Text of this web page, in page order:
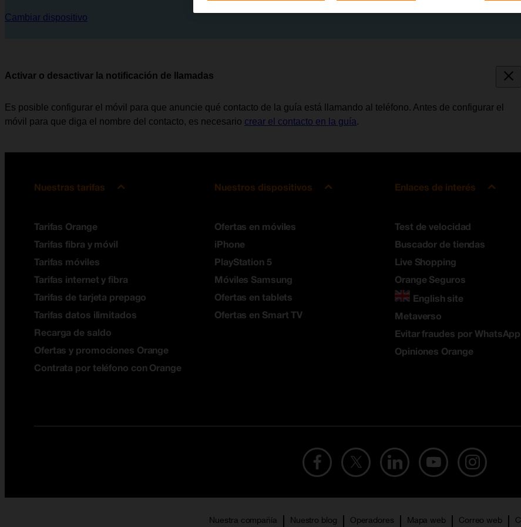
Cambiar dispositivo
Activar o desactivar la notificación de llamadas
Es posible configurar el móvil para que anuncie qué contacto de la guía está llamando al teléfono. Antes de configurar el
móvil para que diga el nombre del contacto, es necesario crear el contacto en la guía.
Nuestras tarifas
Tarifas Orange
Tarifas fibra y móvil
Tarifas móviles
Tarifas internet y fibra
Tarifas de tarjeta prepago
Tarifas datos ilimitados
Recarga de saldo
Ofertas y promociones Orange
Contrata por teléfono con Orange
Nuestros dispositivos
Ofertas en móviles
iPhone
PlayStation 5
Móviles Samsung
Ofertas en tablets
Ofertas en Smart TV
Enlaces de interés
Test de velocidad
Buscador de tiendas
Live Shopping
Orange Seguros
English site
Metaverso
Evitar fraudes por WhatsApp
Opiniones Orange
Nuestra compañía Nuestro blog Operadores Mapa web Correo web